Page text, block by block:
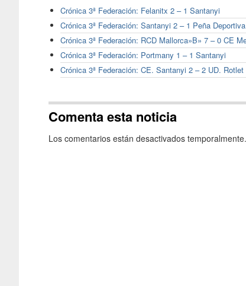
Crónica 3ª Federación: Felanitx 2 – 1 Santanyi
Crónica 3ª Federación: Santanyi 2 – 1 Peña Deportiva
Crónica 3ª Federación: RCD Mallorca»B» 7 – 0 CE
Crónica 3ª Federación: Portmany 1 – 1 Santanyi
Crónica 3ª Federación: CE. Santanyi 2 – 2 UD. Rotlet
Comenta esta noticia
Los comentarios están desactivados